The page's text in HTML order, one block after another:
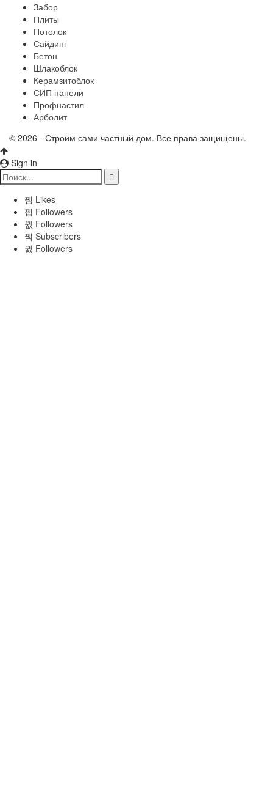
Забор
Плиты
Потолок
Сайдинг
Бетон
Шлакоблок
Керамзитоблок
СИП панели
Профнастил
Арболит
© 2026 - Строим сами частный дом. Все права защищены.
Sign in
Likes
Followers
Followers
Subscribers
Followers